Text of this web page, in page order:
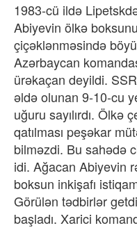
1983-cü ildə
Abiyevin ölkə
çiçəklənməsində
Azərbaycan
ürəkaçan deyildi.
əldə olunan 9-10-cu
uğuru sayılırdı. Ölkə
qatılması peşəkar
bilməzdi. Bu sahədə
idi. Ağacan Abiyevin
boksun inkişafı
Görülən tədbirlər
başladı. Xarici